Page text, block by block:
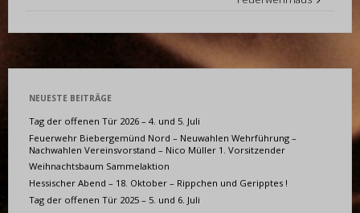
NEUESTE BEITRÄGE
Tag der offenen Tür 2026 – 4. und 5. Juli
Feuerwehr Biebergemünd Nord – Neuwahlen Wehrführung –
Nachwahlen Vereinsvorstand – Nico Müller 1. Vorsitzender
Weihnachtsbaum Sammelaktion
Hessischer Abend – 18. Oktober – Rippchen und Geripptes !
Tag der offenen Tür 2025 – 5. und 6. Juli